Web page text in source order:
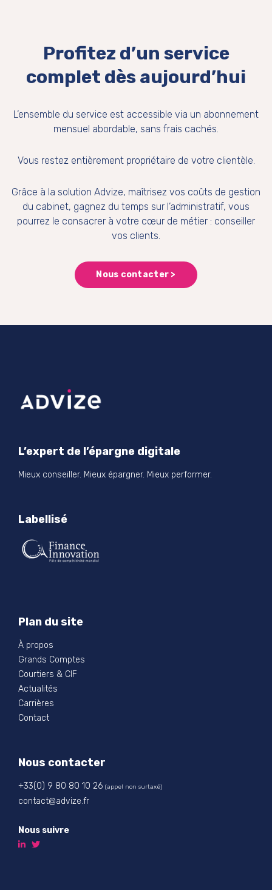
Profitez d’un service
complet dès aujourd’hui
L’ensemble du service est accessible via un abonnement
mensuel abordable, sans frais cachés.
Vous restez entièrement propriétaire de votre clientèle.
Grâce à la solution Advize, maîtrisez vos coûts de gestion
du cabinet, gagnez du temps sur l’administratif, vous
pourrez le consacrer à votre cœur de métier : conseiller
vos clients.
Nous contacter >
L’expert de l’épargne digitale
Mieux conseiller. Mieux épargner. Mieux performer.
Labellisé
Plan du site
À propos
Grands Comptes
Courtiers & CIF
Actualités
Carrières
Contact
Nous contacter
+33(0) 9 80 80 10 26 (appel non surtaxé)
contact@advize.fr
Nous suivre